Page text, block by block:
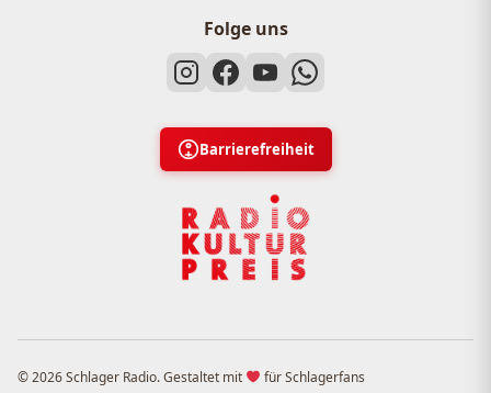
Folge uns
Barrierefreiheit
© 2026 Schlager Radio. Gestaltet mit für Schlagerfans